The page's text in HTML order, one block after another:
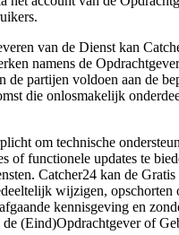
van de Dienst kan
namens de
de partijen voldoen aan de
die onlosmakelijk
om technische
of functionele updates te
Catcher24 kan de
wijzigen, opschorten
kennisgeving en
(Eind)Opdrachtgever of